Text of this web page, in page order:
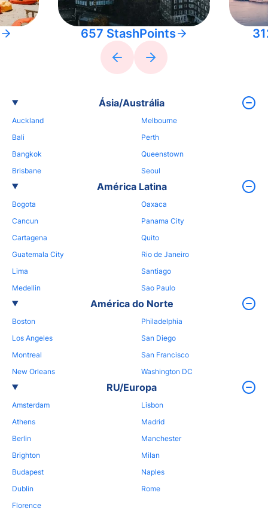
657 StashPoints
Ásia/Austrália
Auckland
Bali
Bangkok
Brisbane
Melbourne
Perth
Queenstown
Seoul
América Latina
Bogota
Cancun
Cartagena
Guatemala City
Lima
Medellin
Oaxaca
Panama City
Quito
Rio de Janeiro
Santiago
Sao Paulo
América do Norte
Boston
Los Angeles
Montreal
New Orleans
Philadelphia
San Diego
San Francisco
Washington DC
RU/Europa
Amsterdam
Athens
Berlin
Brighton
Budapest
Dublin
Florence
Lisbon
Madrid
Manchester
Milan
Naples
Rome